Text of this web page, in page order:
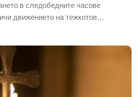
в следобедните часове
движението на тежкотов…